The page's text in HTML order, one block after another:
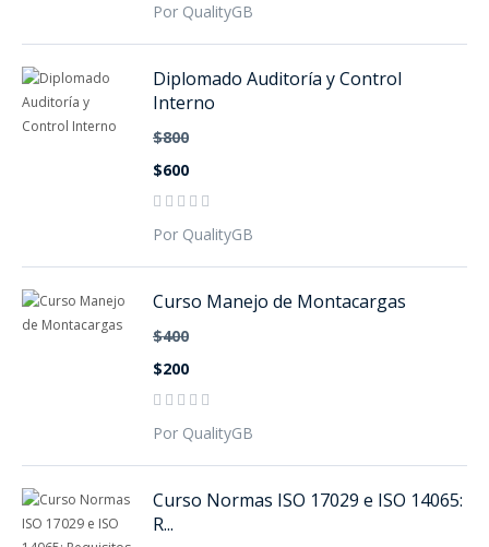
Por QualityGB
Diplomado Auditoría y Control
Interno
$800
$600
Por QualityGB
Curso Manejo de Montacargas
$400
$200
Por QualityGB
Curso Normas ISO 17029 e ISO 14065:
R...